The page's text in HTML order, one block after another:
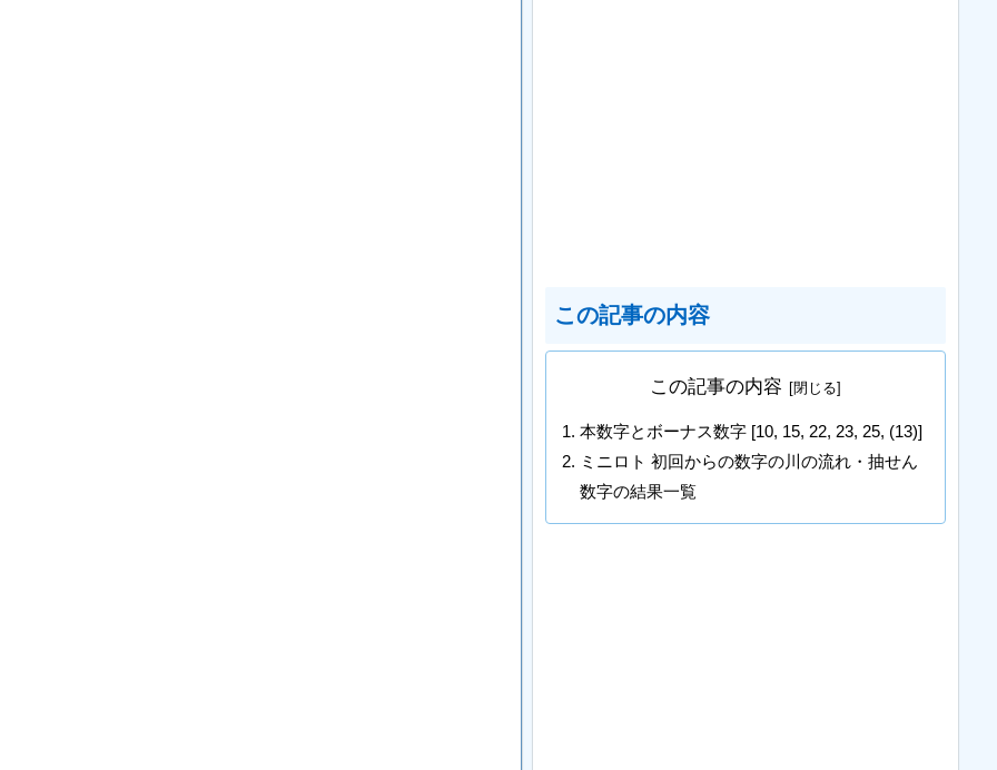
この記事の内容
この記事の内容
本数字とボーナス数字 [10, 15, 22, 23, 25, (13)]
ミニロト 初回からの数字の川の流れ・抽せん
数字の結果一覧